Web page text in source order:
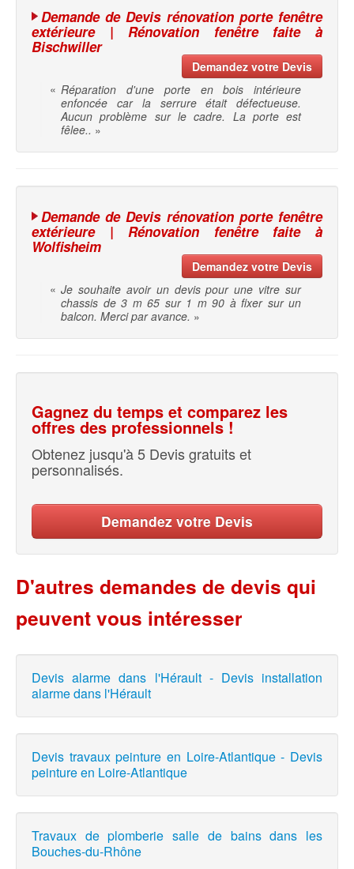
Demande de Devis rénovation porte fenêtre
extérieure | Rénovation fenêtre faite à
Bischwiller
Demandez votre Devis
« Réparation d'une porte en bois intérieure
enfoncée car la serrure était défectueuse.
Aucun problème sur le cadre. La porte est
fêlee.. »
Demande de Devis rénovation porte fenêtre
extérieure | Rénovation fenêtre faite à
Wolfisheim
Demandez votre Devis
« Je souhaite avoir un devis pour une vitre sur
chassis de 3 m 65 sur 1 m 90 à fixer sur un
balcon. Merci par avance. »
Gagnez du temps et comparez les
offres des professionnels !
Obtenez jusqu'à 5 Devis gratuits et
personnalisés.
Demandez votre Devis
D'autres demandes de devis qui
peuvent vous intéresser
Devis alarme dans l'Hérault - Devis installation
alarme dans l'Hérault
Devis travaux peinture en Loire-Atlantique - Devis
peinture en Loire-Atlantique
Travaux de plomberie salle de bains dans les
Bouches-du-Rhône